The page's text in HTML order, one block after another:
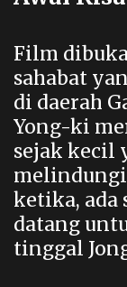
Film
sahabat
di daerah
Yong-ki
sejak kecil
melindungi
ketika, ada
datang
tinggal